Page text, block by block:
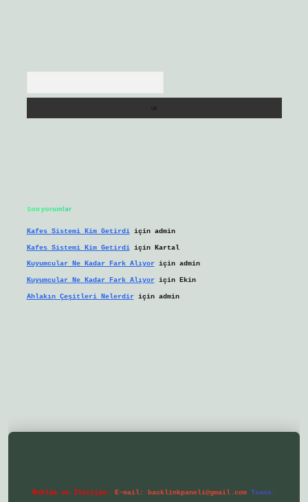
Son yorumlar
Kafes Sistemi Kim Getirdiiçin admin
Kafes Sistemi Kim Getirdiiçin Kartal
Kuyumcular Ne Kadar Fark Alıyoriçin admin
Kuyumcular Ne Kadar Fark Alıyoriçin Ekin
Ahlakın Çeşitleri Nelerdiriçin admin
Reklam ve İletişim: E-mail: backlinkpaneli@gmail.com Teams: